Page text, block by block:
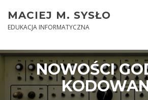
content
MACIEJ M. SYSŁO
EDUKACJA INFORMATYCZNA
NOWOŚCI